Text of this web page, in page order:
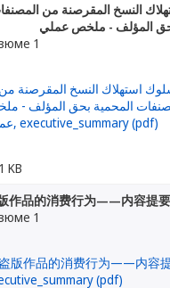
النسخ المقرصنة من
المؤلف - ملخص عملي
1
KB
作品的消费行为——内容提要
1